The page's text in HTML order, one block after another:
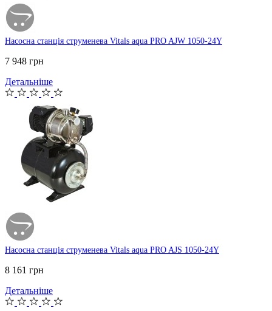
Насосна станція струменева Vitals aqua PRO AJW 1050-24Y
7 948 грн
Детальніше
Насосна станція струменева Vitals aqua PRO AJS 1050-24Y
8 161 грн
Детальніше